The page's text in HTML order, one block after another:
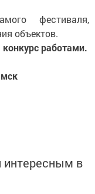
фестиваля,
объектов.
работами.
в